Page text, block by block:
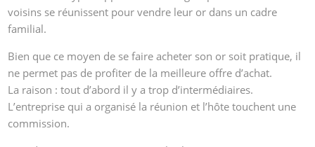
voisins se réunissent pour vendre leur or dans un cadre
familial.
Bien que ce moyen de se faire acheter son or soit pratique, il
ne permet pas de profiter de la meilleure offre d’achat.
La raison : tout d’abord il y a trop d’intermédiaires.
L’entreprise qui a organisé la réunion et l’hôte touchent une
commission.